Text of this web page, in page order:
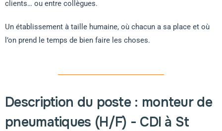
clients… ou entre collègues.
Un établissement à taille humaine, où chacun a sa place et où
l’on prend le temps de bien faire les choses.
Description du poste : monteur de
pneumatiques (H/F) - CDI à St